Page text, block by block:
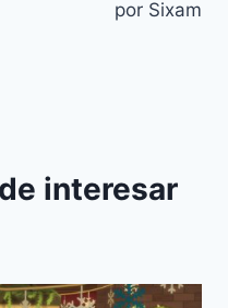
por Sixam
interesar